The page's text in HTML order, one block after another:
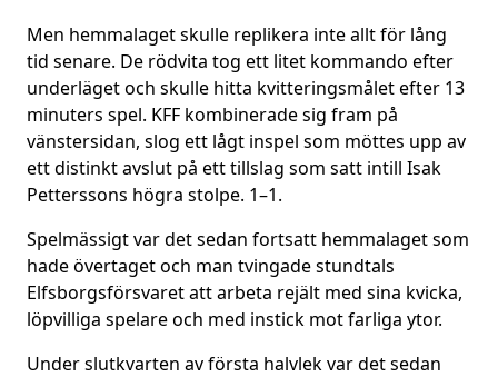
Men hemmalaget skulle replikera inte allt för lång
tid senare. De rödvita tog ett litet kommando efter
underläget och skulle hitta kvitteringsmålet efter 13
minuters spel. KFF kombinerade sig fram på
vänstersidan, slog ett lågt inspel som möttes upp av
ett distinkt avslut på ett tillslag som satt intill Isak
Petterssons högra stolpe. 1–1.
Spelmässigt var det sedan fortsatt hemmalaget som
hade övertaget och man tvingade stundtals
Elfsborgsförsvaret att arbeta rejält med sina kvicka,
löpvilliga spelare och med instick mot farliga ytor.
Under slutkvarten av första halvlek var det sedan